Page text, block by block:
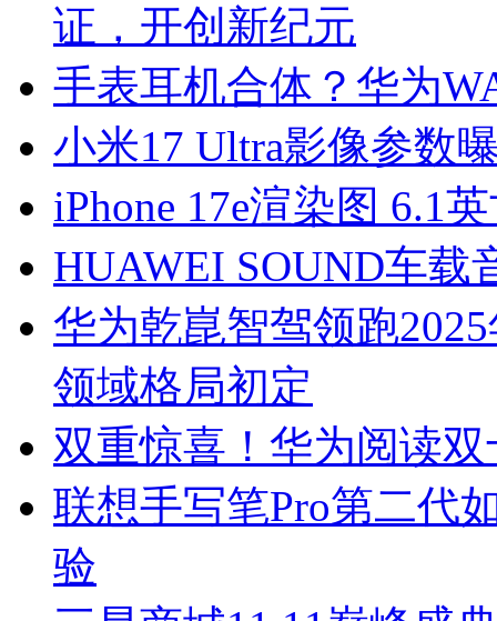
证，开创新纪元
手表耳机合体？华为
小米17 Ultra影像参数
iPhone 17e渲染图 6.1
HUAWEI SOUND车载
华为乾崑智驾领跑
领域格局初定
双重惊喜！华为阅读
联想手写笔Pro第二代
验